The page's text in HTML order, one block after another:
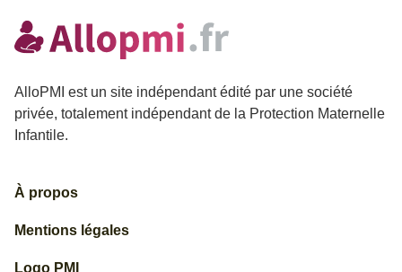
AlloPMI est un site indépendant édité par une société
privée, totalement indépendant de la Protection Maternelle
Infantile.
À propos
Mentions légales
Logo PMI